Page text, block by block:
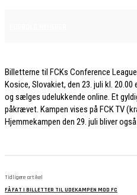
Billetterne til FCKs Conference
Kosice, Slovakiet, den 23. juli kl.
og sælges udelukkende online. Et
påkrævet. Kampen vises på FCK TV
Hjemmekampen den 29. juli bliver
Tidligere artikel
FÅ FAT I BILLETTER TIL UDEKAMPEN MOD FC